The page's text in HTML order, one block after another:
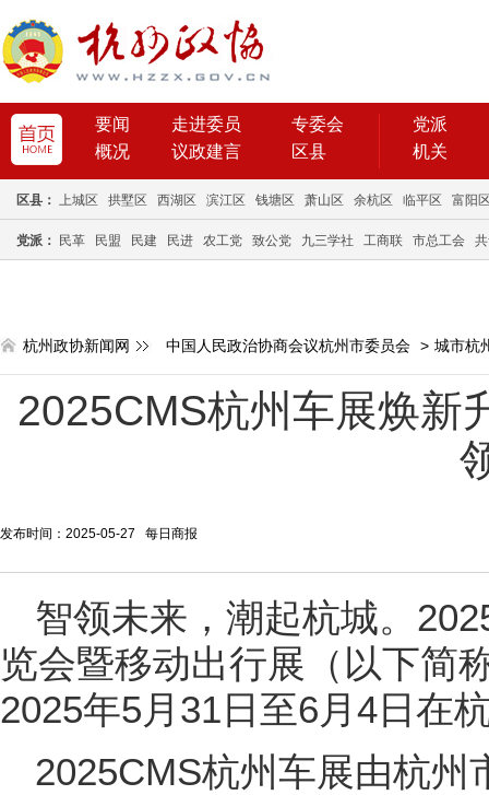
要闻 走进委员
专委会
概况
议政建言 区县
党派
机关
区县： 上城区 拱墅区 西湖区 滨江区 钱塘区 萧山区 余杭区 临平区 富阳
党派： 民革 民盟 民建 民进 农工党 致公党 九三学社 工商联 市总工会
杭州政协新闻网 中国人民政治协商会议杭州市委员会 > 城市杭
2025CMS杭州车展焕新
发布时间：2025-05-27 每日商报
智领未来，潮起杭城。
览会暨移动出行展（以下简
2025年5月31日至6月4日在
2025CMS杭州车展由杭